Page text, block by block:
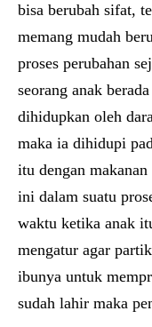
bisa berubah sifat,
memang mudah
proses perubahan
seorang anak
dihidupkan oleh
maka ia dihidupi
itu dengan
ini dalam suatu
waktu ketika anak
mengatur agar
ibunya untuk
sudah lahir maka